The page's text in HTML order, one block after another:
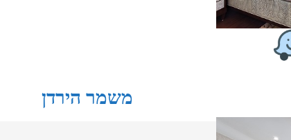
משמר הירדן